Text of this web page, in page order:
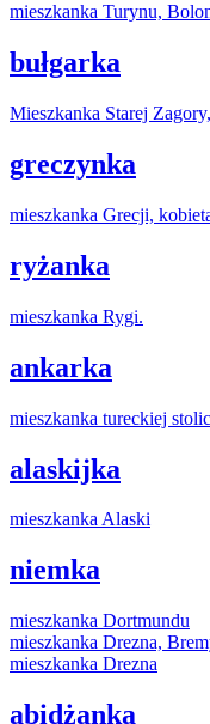
mieszkanka Turynu,
bułgarka
Mieszkanka Starej
greczynka
mieszkanka Grecji,
ryżanka
mieszkanka Rygi.
ankarka
mieszkanka tureckiej
alaskijka
mieszkankaAlaski
niemka
mieszkanka Dortmundu
mieszkanka Drezna,
mieszkanka Drezna
abidżanka